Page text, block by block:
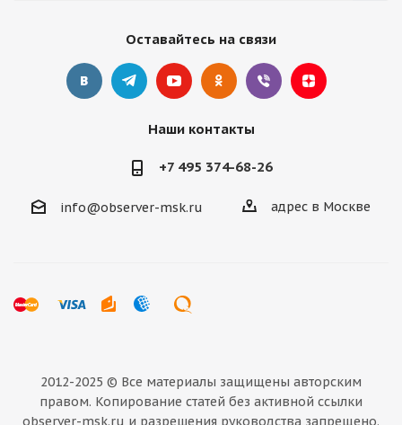
Оставайтесь на связи
Наши контакты
+7 495 374-68-26
info@observer-msk.ru адрес в Москве
2012-2025 © Все материалы защищены авторским
правом. Копирование статей без активной ссылки
observer-msk.ru и разрешения руководства запрещено.